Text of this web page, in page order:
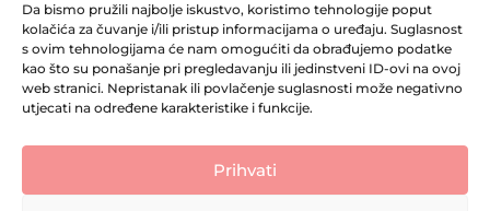
Da bismo pružili najbolje iskustvo, koristimo tehnologije poput
kolačića za čuvanje i/ili pristup informacijama o uređaju. Suglasnost
s ovim tehnologijama će nam omogućiti da obrađujemo podatke
kao što su ponašanje pri pregledavanju ili jedinstveni ID-ovi na ovoj
web stranici. Nepristanak ili povlačenje suglasnosti može negativno
utjecati na određene karakteristike i funkcije.
Prihvati
Politika privatnosti